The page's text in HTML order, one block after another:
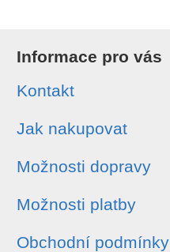
Informace pro vás
Kontakt
Jak nakupovat
Možnosti dopravy
Možnosti platby
Obchodní podmínky